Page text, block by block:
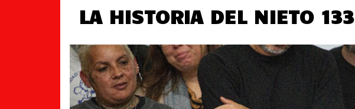
LA HISTORIA DEL NIETO 133